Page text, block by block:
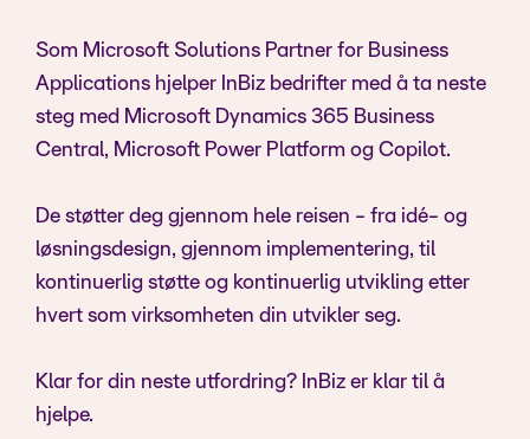
Som Microsoft Solutions Partner for Business
Applications hjelper InBiz bedrifter med å ta neste
steg med Microsoft Dynamics 365 Business
Central, Microsoft Power Platform og Copilot.
De støtter deg gjennom hele reisen - fra idé- og
løsningsdesign, gjennom implementering, til
kontinuerlig støtte og kontinuerlig utvikling etter
hvert som virksomheten din utvikler seg.
Klar for din neste utfordring? InBiz er klar til å
hjelpe.